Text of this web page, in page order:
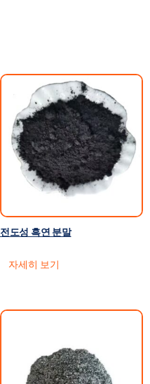
전도성 흑연 분말
자세히 보기